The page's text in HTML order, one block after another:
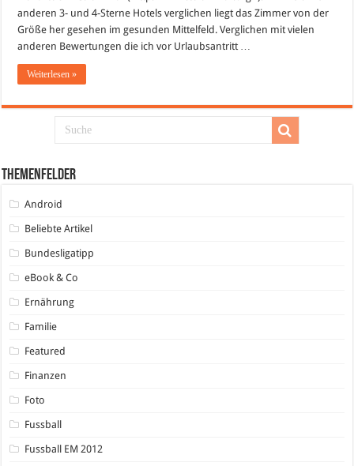
anderen 3- und 4-Sterne Hotels verglichen liegt das Zimmer von der
Größe her gesehen im gesunden Mittelfeld. Verglichen mit vielen
anderen Bewertungen die ich vor Urlaubsantritt …
Weiterlesen »
Themenfelder
Android
Beliebte Artikel
Bundesligatipp
eBook & Co
Ernährung
Familie
Featured
Finanzen
Foto
Fussball
Fussball EM 2012